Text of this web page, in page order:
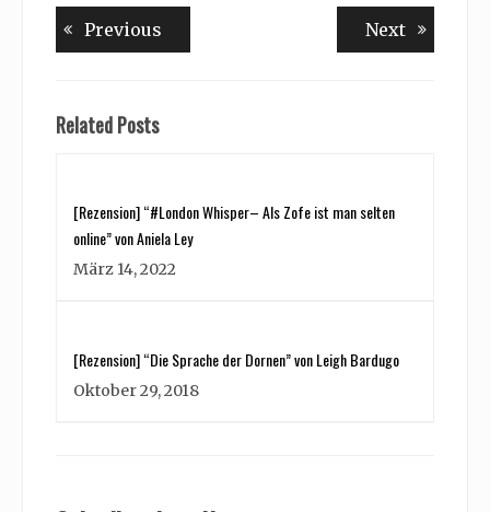
Beitragsnavigation
Previous NextNext
Related Posts
[Rezension] “#London Whisper– Als Zofe ist man selten
online” von Aniela Ley
März 14, 2022
[Rezension] “Die Sprache der Dornen” von Leigh Bardugo
Oktober 29, 2018